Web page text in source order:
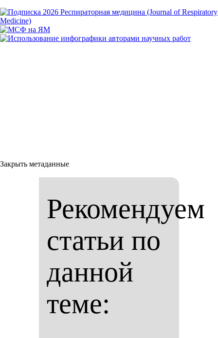
Закрыть метаданные
Рекомендуем
статьи по
данной
теме: